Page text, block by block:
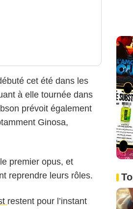
cet été dans les
à elle tournée dans
prévoit également
Ginosa,
premier opus, et
reprendre leurs rôles.
restent pour l’instant